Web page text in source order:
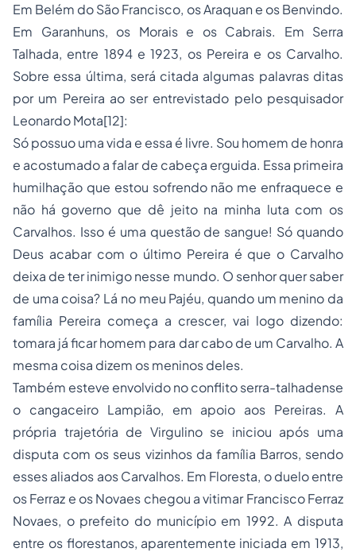
Em Belém do São Francisco, os Araquan e os Benvindo.
Em Garanhuns, os Morais e os Cabrais. Em Serra
Talhada, entre 1894 e 1923, os Pereira e os Carvalho.
Sobre essa última, será citada algumas palavras ditas
por um Pereira ao ser entrevistado pelo pesquisador
Leonardo Mota[12]:
Só possuo uma vida e essa é livre. Sou homem de honra
e acostumado a falar de cabeça erguida. Essa primeira
humilhação que estou sofrendo não me enfraquece e
não há governo que dê jeito na minha luta com os
Carvalhos. Isso é uma questão de sangue! Só quando
Deus acabar com o último Pereira é que o Carvalho
deixa de ter inimigo nesse mundo. O senhor quer saber
de uma coisa? Lá no meu Pajéu, quando um menino da
família Pereira começa a crescer, vai logo dizendo:
tomara já ficar homem para dar cabo de um Carvalho. A
mesma coisa dizem os meninos deles.
Também esteve envolvido no conflito serra-talhadense
o cangaceiro Lampião, em apoio aos Pereiras. A
própria trajetória de Virgulino se iniciou após uma
disputa com os seus vizinhos da família Barros, sendo
esses aliados aos Carvalhos. Em Floresta, o duelo entre
os Ferraz e os Novaes chegou a vitimar Francisco Ferraz
Novaes, o prefeito do município em 1992. A disputa
entre os florestanos, aparentemente iniciada em 1913,